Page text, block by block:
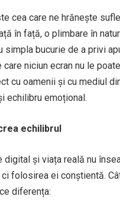
cea care ne hrănește
în față, o plimbare în
simpla bucurie de a privi
niciun ecran nu le
cu oamenii și cu mediul
echilibru emoțional.
echilibrul
digital și viața reală nu
folosirea ei conștientă.
diferența: